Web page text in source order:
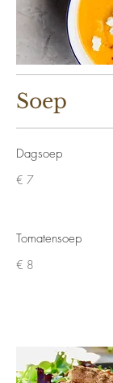
Soep
Dagsoep
€ 7
Tomatensoep
€ 8